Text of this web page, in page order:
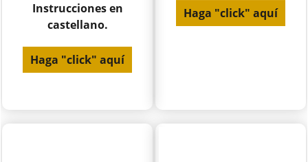
Instrucciones en
castellano.
Haga "click" aquí
Haga "click" aquí